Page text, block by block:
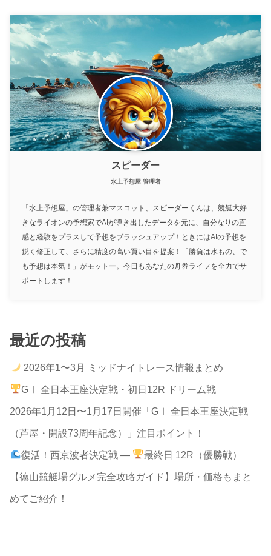
スピーダー
水上予想屋 管理者
「水上予想屋」の管理者兼マスコット、スピーダーくんは、競艇大好
きなライオンの予想家でAIが導き出したデータを元に、自分なりの直
感と経験をプラスして予想をブラッシュアップ！ときにはAIの予想を
鋭く修正して、さらに精度の高い買い目を提案！「勝負は水もの、で
も予想は本気！」がモットー。今日もあなたの舟券ライフを全力でサ
ポートします！
最近の投稿
2026年1〜3月 ミッドナイトレース情報まとめ
GⅠ 全日本王座決定戦・初日12R ドリーム戦
2026年1月12日〜1月17日開催「GⅠ 全日本王座決定戦
（芦屋・開設73周年記念）」注目ポイント！
復活！西京波者決定戦 —
最終日 12R（優勝戦）
【徳山競艇場グルメ完全攻略ガイド】場所・価格もまと
めてご紹介！